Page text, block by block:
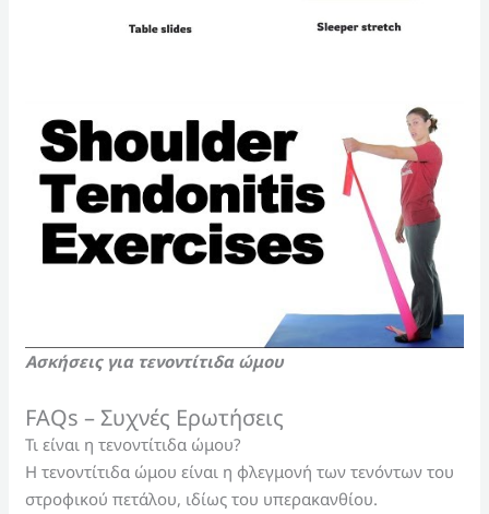
Ασκήσεις για τενοντίτιδα ώμου
FAQs – Συχνές Ερωτήσεις
Τι είναι η τενοντίτιδα ώμου?
Η τενοντίτιδα ώμου είναι η φλεγμονή των τενόντων του
στροφικού πετάλου, ιδίως του υπερακανθίου.